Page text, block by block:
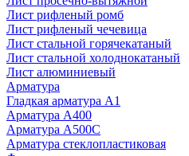
Лист рифленый ромб
Лист рифленый чечевица
Лист стальной горячекатаный
Лист стальной холоднокатаный
Лист алюминиевый
Арматура
Гладкая арматура А1
Арматура А400
Арматура A500C
Арматура стеклопластиковая